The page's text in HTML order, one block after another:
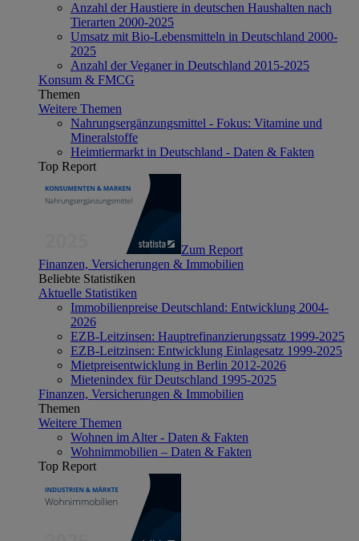
Anzahl der Haustiere in deutschen Haushalten nach
Tierarten 2000-2025
Umsatz mit Bio-Lebensmitteln in Deutschland 2000-
2025
Anzahl der Veganer in Deutschland 2015-2025
Konsum & FMCG
Themen
Weitere Themen
Nahrungsergänzungsmittel - Fokus: Vitamine und
Mineralstoffe
Heimtiermarkt in Deutschland - Daten & Fakten
Top Report
Zum Report
Finanzen, Versicherungen & Immobilien
Beliebte Statistiken
Aktuelle Statistiken
Immobilienpreise Deutschland: Entwicklung 2004-
2026
EZB-Leitzinsen: Hauptrefinanzierungssatz 1999-2025
EZB-Leitzinsen: Entwicklung Einlagesatz 1999-2025
Mietpreisentwicklung in Berlin 2012-2026
Mietenindex für Deutschland 1995-2025
Finanzen, Versicherungen & Immobilien
Themen
Weitere Themen
Wohnen im Alter - Daten & Fakten
Wohnimmobilien – Daten & Fakten
Top Report